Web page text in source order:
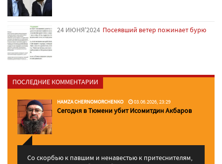
24 ИЮНЯ'2024 Посеявший ветер пожинает бурю
ПОСЛЕДНИЕ КОММЕНТАРИИ
HAMZA CHERNOMORCHENKO 03.06.2026, 23:29
Сегодня в Тюмени убит Исомитдин Акбаров
Со скорбью к павшим и ненавестью к притеснителям,